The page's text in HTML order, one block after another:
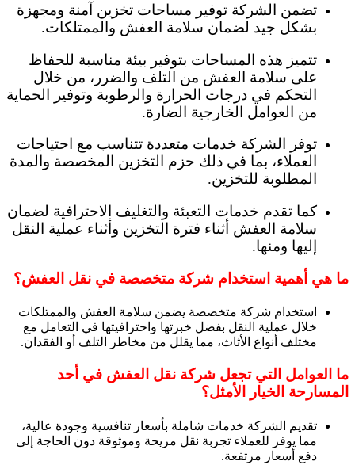
تضمن الشركة توفير مساحات تخزين آمنة ومجهزة
بشكل جيد لضمان سلامة العفش والممتلكات.
تتميز هذه المساحات بتوفير بيئة مناسبة للحفاظ
على سلامة العفش من التلف والضرر، من خلال
التحكم في درجات الحرارة والرطوبة وتوفير الحماية
من العوامل الخارجية الضارة.
توفر الشركة خدمات متعددة تتناسب مع احتياجات
العملاء، بما في ذلك حزم التخزين المخصصة والمدة
المطلوبة للتخزين.
كما تقدم خدمات التعبئة والتغليف الاحترافية لضمان
سلامة العفش أثناء فترة التخزين وأثناء عملية النقل
إليها ومنها.
ما هي أهمية استخدام شركة متخصصة في نقل العفش؟
استخدام شركة متخصصة يضمن سلامة العفش والممتلكات
خلال عملية النقل بفضل خبرتها واحترافيتها في التعامل مع
مختلف أنواع الأثاث، مما يقلل من مخاطر التلف أو الفقدان.
ما العوامل التي تجعل شركة نقل العفش في أحد
المسارحة الخيار الأمثل؟
تقديم الشركة خدمات شاملة بأسعار تنافسية وجودة عالية،
مما يوفر للعملاء تجربة نقل مريحة وموثوقة دون الحاجة إلى
دفع أسعار مرتفعة.